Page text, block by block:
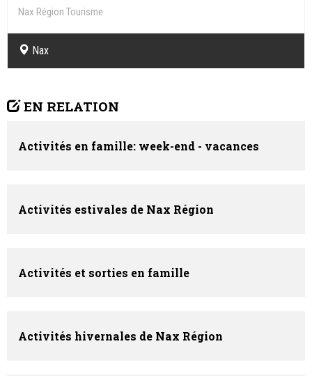
Nax Région Tourisme
Nax
EN RELATION
Activités en famille: week-end - vacances
Activités estivales de Nax Région
Activités et sorties en famille
Activités hivernales de Nax Région